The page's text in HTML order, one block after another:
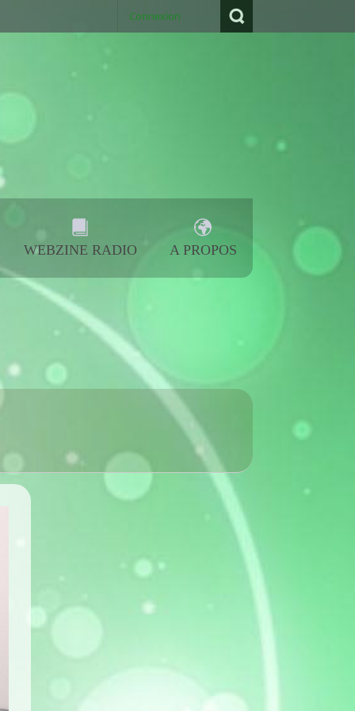
- Contact: +33 6 95 59 83 77
Connexion
WEBZINE RADIO A PROPOS